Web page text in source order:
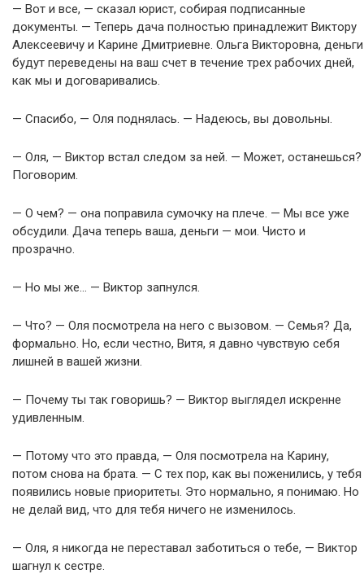
— Вот и все, — сказал юрист, собирая подписанные
документы. — Теперь дача полностью принадлежит Виктору
Алексеевичу и Карине Дмитриевне. Ольга Викторовна, деньги
будут переведены на ваш счет в течение трех рабочих дней,
как мы и договаривались.
— Спасибо, — Оля поднялась. — Надеюсь, вы довольны.
— Оля, — Виктор встал следом за ней. — Может, останешься?
Поговорим.
— О чем? — она поправила сумочку на плече. — Мы все уже
обсудили. Дача теперь ваша, деньги — мои. Чисто и
прозрачно.
— Но мы же… — Виктор запнулся.
— Что? — Оля посмотрела на него с вызовом. — Семья? Да,
формально. Но, если честно, Витя, я давно чувствую себя
лишней в вашей жизни.
— Почему ты так говоришь? — Виктор выглядел искренне
удивленным.
— Потому что это правда, — Оля посмотрела на Карину,
потом снова на брата. — С тех пор, как вы поженились, у тебя
появились новые приоритеты. Это нормально, я понимаю. Но
не делай вид, что для тебя ничего не изменилось.
— Оля, я никогда не переставал заботиться о тебе, — Виктор
шагнул к сестре.